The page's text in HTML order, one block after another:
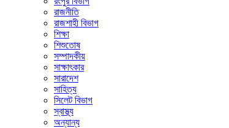
রাজনীতি
রাজশাহী বিভাগ
শিক্ষা
শিশুতোষ
সম্পাদকীয়
সাক্ষাৎকার
সারাদেশ
সাহিত্য
সিলেট বিভাগ
স্বাস্থ্য
অন্যান্য